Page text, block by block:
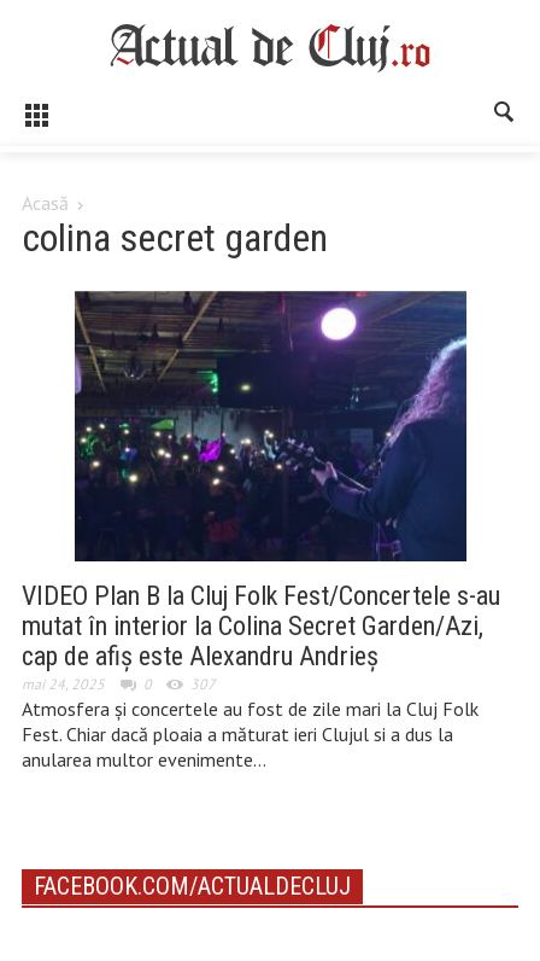
Acasă
colina secret garden
VIDEO Plan B la Cluj Folk Fest/Concertele s-au
mutat în interior la Colina Secret Garden/Azi,
cap de afiș este Alexandru Andrieș
mai 24, 2025 0 307
Atmosfera și concertele au fost de zile mari la Cluj Folk
Fest. Chiar dacă ploaia a măturat ieri Clujul si a dus la
anularea multor evenimente…
FACEBOOK.COM/ACTUALDECLUJ